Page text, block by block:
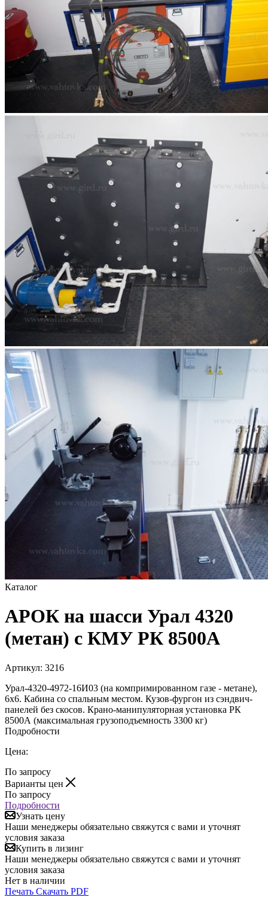
Каталог
АРОК на шасси Урал 4320
(метан) с КМУ РК 8500А
Артикул: 3216
Урал-4320-4972-16И03 (на компримированном газе - метане),
6х6. Кабина со спальным местом. Кузов-фургон из сэндвич-
панелей без скосов. Крано-манипуляторная установка РК
8500А (максимальная грузоподъемность 3300 кг)
Подробности
Цена:
По запросу
Варианты цен
По запросу
Подробности
Узнать цену
Наши менеджеры обязательно свяжутся с вами и уточнят
условия заказа
Купить в лизинг
Наши менеджеры обязательно свяжутся с вами и уточнят
условия заказа
Нет в наличии
Печать Скачать PDF